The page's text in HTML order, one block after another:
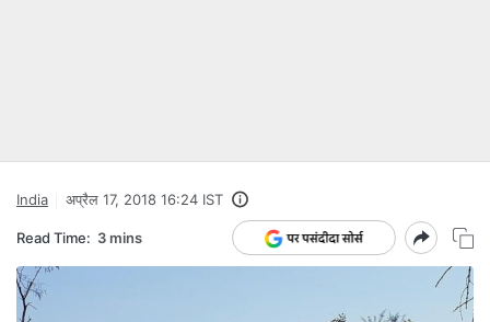
India अप्रैल 17, 2018 16:24 IST
Read Time: 3 mins